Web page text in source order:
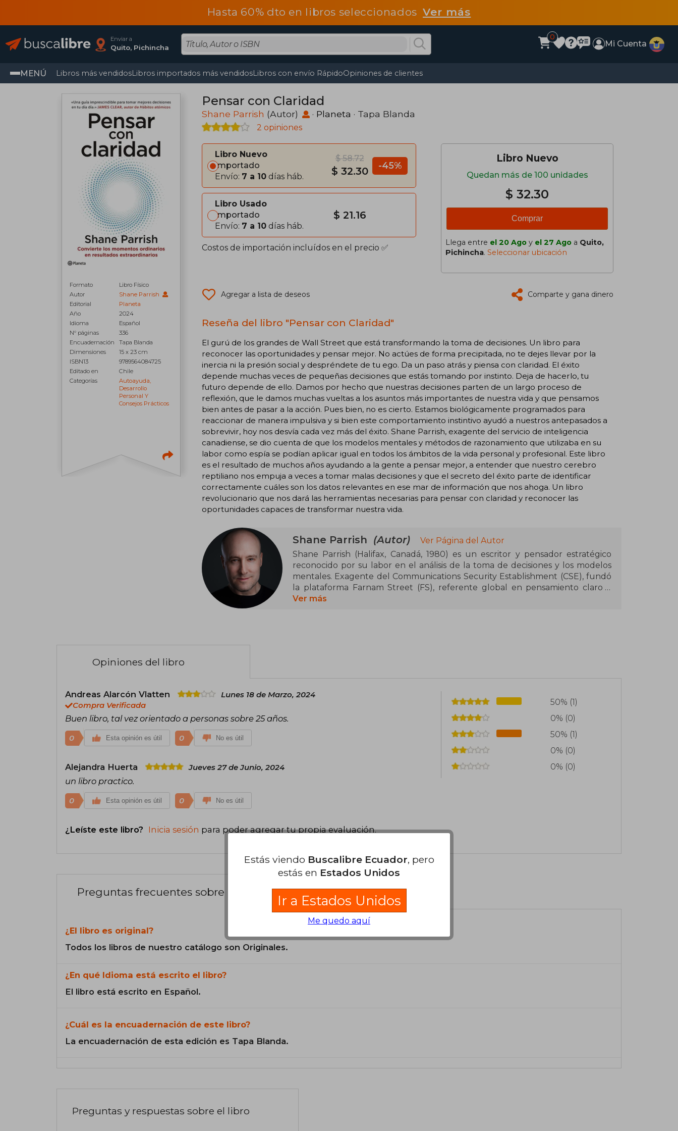
Hasta 60% dto en libros seleccionadosVer más
Enviar a
Quito, Pichincha
0
Mi Cuenta
MENÚ Libros más vendidosLibros importados más vendidosLibros con envío RápidoOpiniones de clientes
Formato
Libro Físico
Autor
Shane Parrish
Editorial
Planeta
Año
2024
Idioma
Español
N° páginas
336
Encuadernación
Tapa Blanda
Dimensiones
15 x 23 cm
ISBN13
9789564084725
Editado en
Chile
Categorías
Autoayuda,
Desarrollo
Personal Y
Consejos Prácticos
Pensar con Claridad
Shane Parrish (Autor) · Planeta · Tapa Blanda
2 opiniones
Libro Nuevo
Importado
Envío: 7 a 10 días háb.
$ 58.72
$ 32.30 -45%
Libro Usado
Importado
Envío: 7 a 10 días háb.
$ 21.16
Costos de importación incluídos en el precio ✅
Libro Nuevo
Quedan más de 100 unidades
$ 32.30
Comprar
Llega entre el 20 Ago y el 27 Ago a Quito,
Pichincha. Seleccionar ubicación
Agregar a lista de deseos Comparte y gana dinero
Reseña del libro "Pensar con Claridad"
El gurú de los grandes de Wall Street que está transformando la toma de decisiones. Un libro para
reconocer las oportunidades y pensar mejor. No actúes de forma precipitada, no te dejes llevar por la
inercia ni la presión social y despréndete de tu ego. Da un paso atrás y piensa con claridad. El éxito
depende muchas veces de pequeñas decisiones que estás tomando por instinto. Deja de hacerlo, tu
futuro depende de ello. Damos por hecho que nuestras decisiones parten de un largo proceso de
reflexión, que le damos muchas vueltas a los asuntos más importantes de nuestra vida y que pensamos
bien antes de pasar a la acción. Pues bien, no es cierto. Estamos biológicamente programados para
reaccionar de manera impulsiva y si bien este comportamiento instintivo ayudó a nuestros antepasados a
sobrevivir, hoy nos desvía cada vez más del éxito. Shane Parrish, exagente del servicio de inteligencia
canadiense, se dio cuenta de que los modelos mentales y métodos de razonamiento que utilizaba en su
labor como espía se podían aplicar igual en todos los ámbitos de la vida personal y profesional. Este libro
es el resultado de muchos años ayudando a la gente a pensar mejor, a entender que nuestro cerebro
reptiliano nos empuja a veces a tomar malas decisiones y que el secreto del éxito parte de identificar
correctamente cuáles son los datos relevantes en ese mar de información que nos ahoga. Un libro
revolucionario que nos dará las herramientas necesarias para pensar con claridad y reconocer las
oportunidades capaces de transformar nuestra vida.
Shane Parrish (Autor)
Ver Página del Autor
Shane Parrish (Halifax, Canadá, 1980) es un escritor y pensador estratégico
reconocido por su labor en el análisis de la toma de decisiones y los modelos
mentales. Exagente del Communications Security Establishment (CSE), fundó
la plataforma Farnam Street (FS), referente global en pensamiento claro y
mejora personal.
profesionales. Con sus publicaciones, pódcast y boletines, Parrish ha sido
personal.
Ver más
Opiniones del libro
Andreas Alarcón Vlatten
Lunes 18 de Marzo, 2024
Compra Verificada
Buen libro, tal vez orientado a personas sobre 25 años.
0 Esta opinión es útil 0 No es útil
Alejandra Huerta Jueves 27 de Junio, 2024
un libro practico.
0 Esta opinión es útil 0 No es útil
¿Leíste este libro? Inicia sesión para poder agregar tu propia evaluación.
50% (1)
0% (0)
50% (1)
0% (0)
0% (0)
Preguntas frecuentes sobre el libro
¿El libro es original?
Todos los libros de nuestro catálogo son Originales.
¿En qué Idioma está escrito el libro?
El libro está escrito en Español.
¿Cuál es la encuadernación de este libro?
La encuadernación de esta edición es Tapa Blanda.
Preguntas y respuestas sobre el libro
Estás viendo Buscalibre Ecuador, pero
estás en Estados Unidos
Ir a Estados Unidos
Me quedo aquí